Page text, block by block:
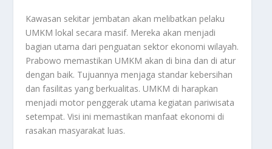
Kawasan sekitar jembatan akan melibatkan pelaku
UMKM lokal secara masif. Mereka akan menjadi
bagian utama dari penguatan sektor ekonomi wilayah.
Prabowo memastikan UMKM akan di bina dan di atur
dengan baik. Tujuannya menjaga standar kebersihan
dan fasilitas yang berkualitas. UMKM di harapkan
menjadi motor penggerak utama kegiatan pariwisata
setempat. Visi ini memastikan manfaat ekonomi di
rasakan masyarakat luas.